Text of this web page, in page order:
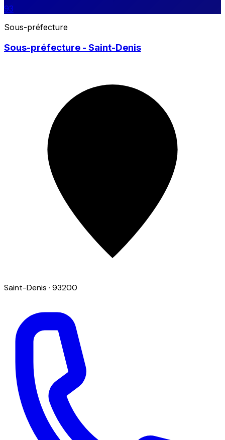
93
Sous-préfecture
Sous-préfecture - Saint-Denis
Saint-Denis · 93200